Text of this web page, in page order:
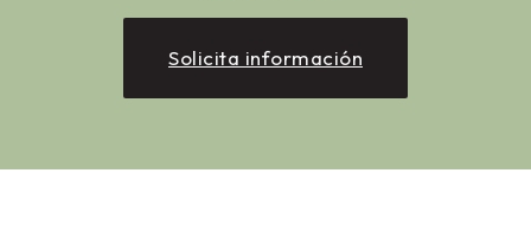
Solicita información